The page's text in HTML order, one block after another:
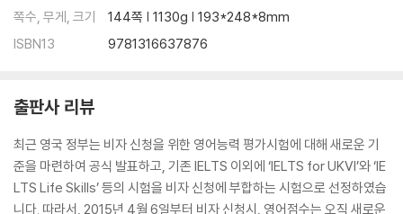
쪽수, 무게, 크기
144쪽 | 1130g | 193*248*8mm
ISBN13
9781316637876
출판사 리뷰
최근 영국 정부는 비자 신청을 위한 영어능력 평가시험에 대해 새로운 기
준을 마련하여 공식 발표하고, 기존 IELTS 이외에 ‘IELTS for UKVI’와 ‘IE
LTS Life Skills’ 등의 시험을 비자 신청에 부합하는 시험으로 선정하였습
니다. 따라서, 2015년 4월 6일부터 비자 신청시, 영어점수는 오직 새로운